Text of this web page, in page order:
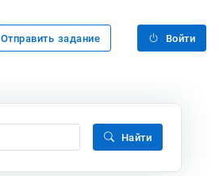
Отправить задание Войти
Найти